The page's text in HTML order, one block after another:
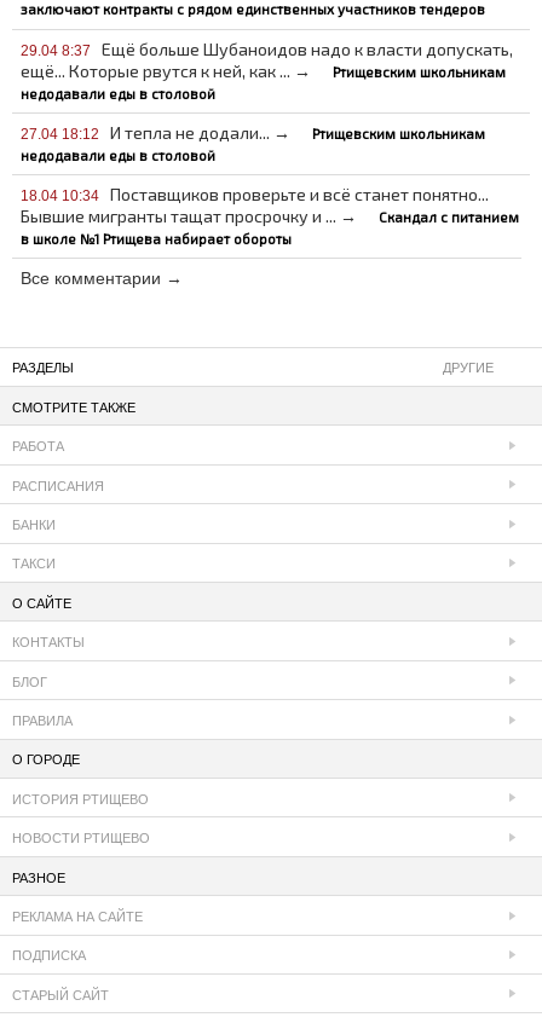
заключают контракты с рядом единственных участников тендеров
29.04 8:37
Ещё больше Шубаноидов надо к власти допускать,
ещё... Которые рвутся к ней, как ... →
Ртищевским школьникам
недодавали еды в столовой
27.04 18:12 И тепла не додали... →
Ртищевским школьникам
недодавали еды в столовой
18.04 10:34
Поставщиков проверьте и всё станет понятно...
Бывшие мигранты тащат просрочку и ... →
Скандал с питанием
в школе №1 Ртищева набирает обороты
Все комментарии →
ДРУГИЕ
РАЗДЕЛЫ
СМОТРИТЕ ТАКЖЕ
РАБОТА
РАСПИСАНИЯ
БАНКИ
ТАКСИ
О САЙТЕ
КОНТАКТЫ
БЛОГ
ПРАВИЛА
О ГОРОДЕ
ИСТОРИЯ РТИЩЕВО
НОВОСТИ РТИЩЕВО
РАЗНОЕ
РЕКЛАМА НА САЙТЕ
ПОДПИСКА
СТАРЫЙ САЙТ